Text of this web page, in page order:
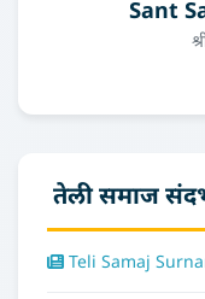
Sant
तेली समाज
Teli Samaj